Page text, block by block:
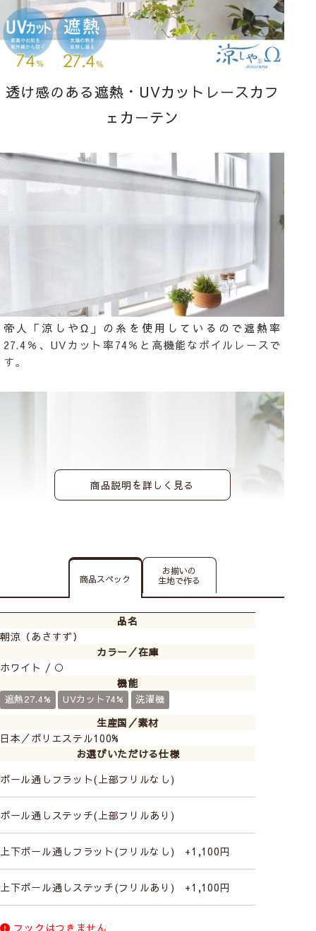
透け感のある遮熱・UVカットレースカフ
ェカーテン
帝人「涼しやΩ」の糸を使用しているので遮熱率
27.4％、UVカット率74％と高機能なボイルレースで
す。
生地をフラットにすればすっきりと、ギャザーを寄せれ
ばかわいらしく使うことができます。
商品説明を詳しく見る
商品スペック
お揃いの
生地で作る
品名
朝涼（あさすず）
カラー／在庫
ホワイト / ○
機能
遮熱27.4% UVカット74% 洗濯機
生産国／素材
日本／ポリエステル100%
お選びいただける仕様
ポール通しフラット(上部フリルなし)
ポール通しステッチ(上部フリルあり)
上下ポール通しフラット(フリルなし) +1,100円
上下ポール通しステッチ(フリルあり) +1,100円
フックはつきません